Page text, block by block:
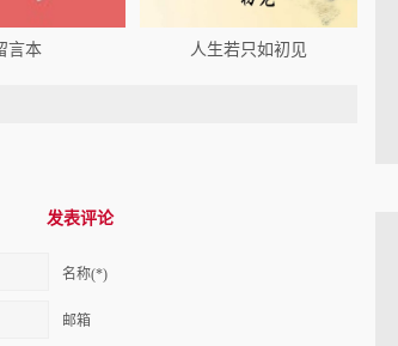
言本 人生若只如初见
发表评论
名称(*)
邮箱